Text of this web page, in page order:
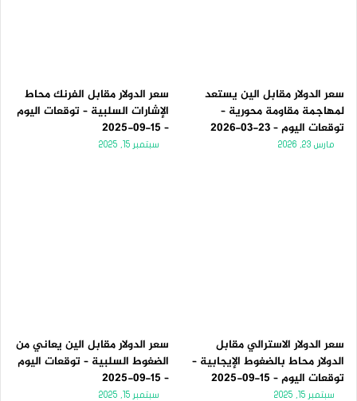
سعر الدولار مقابل الين يستعد
لمهاجمة مقاومة محورية –
توقعات اليوم – 23-03-2026
مارس 23, 2026
سعر الدولار مقابل الفرنك محاط
الإشارات السلبية – توقعات اليوم
– 15-09-2025
سبتمبر 15, 2025
سعر الدولار الاسترالي مقابل
الدولار محاط بالضغوط الإيجابية –
توقعات اليوم – 15-09-2025
سبتمبر 15, 2025
سعر الدولار مقابل الين يعاني من
الضغوط السلبية – توقعات اليوم
– 15-09-2025
سبتمبر 15, 2025